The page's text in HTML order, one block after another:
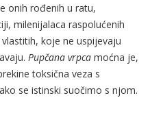
onih rođenih u ratu,
milenijalaca raspolućenih
koje ne uspijevaju
Pupčana vrpca moćna je,
toksična veza s
se istinski suočimo s njom.